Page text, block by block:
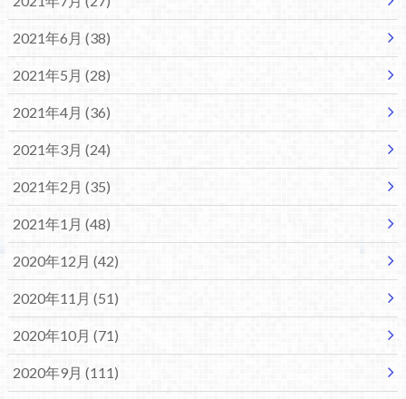
2021年6月 (38)
2021年5月 (28)
2021年4月 (36)
2021年3月 (24)
2021年2月 (35)
2021年1月 (48)
2020年12月 (42)
2020年11月 (51)
2020年10月 (71)
2020年9月 (111)